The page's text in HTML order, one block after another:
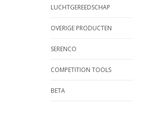
LUCHTGEREEDSCHAP
OVERIGE PRODUCTEN
SERENCO
COMPETITION TOOLS
BETA